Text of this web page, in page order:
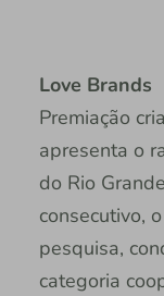
Love Brands
Premiação
apresenta o
do Rio
consecutivo,
pesquisa,
categoria